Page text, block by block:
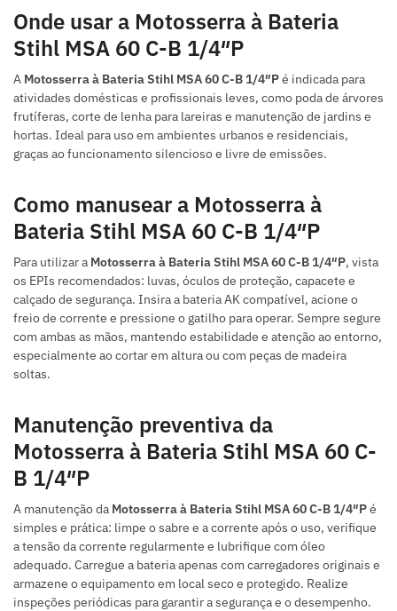
Onde usar a Motosserra à Bateria
Stihl MSA 60 C-B 1/4″P
A Motosserra à Bateria Stihl MSA 60 C-B 1/4″Pé indicada para
atividades domésticas e profissionais leves, como poda de árvores
frutíferas, corte de lenha para lareiras e manutenção de jardins e
hortas. Ideal para uso em ambientes urbanos e residenciais,
graças ao funcionamento silencioso e livre de emissões.
Como manusear a Motosserra à
Bateria Stihl MSA 60 C-B 1/4″P
Para utilizar a Motosserra à Bateria Stihl MSA 60 C-B 1/4″P, vista
os EPIs recomendados: luvas, óculos de proteção, capacete e
calçado de segurança. Insira a bateria AK compatível, acione o
freio de corrente e pressione o gatilho para operar. Sempre segure
com ambas as mãos, mantendo estabilidade e atenção ao entorno,
especialmente ao cortar em altura ou com peças de madeira
soltas.
Manutenção preventiva da
Motosserra à Bateria Stihl MSA 60 C-
B 1/4″P
A manutenção da Motosserra à Bateria Stihl MSA 60 C-B 1/4″Pé
simples e prática: limpe o sabre e a corrente após o uso, verifique
a tensão da corrente regularmente e lubrifique com óleo
adequado. Carregue a bateria apenas com carregadores originais e
armazene o equipamento em local seco e protegido. Realize
inspeções periódicas para garantir a segurança e o desempenho.